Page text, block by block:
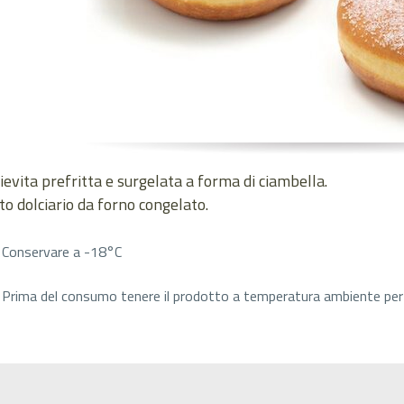
prefritta e surgelata a forma di ciambella.
dolciario da forno congelato.
Conservare a -18°C
Prima del consumo tenere il prodotto a temperatura ambiente